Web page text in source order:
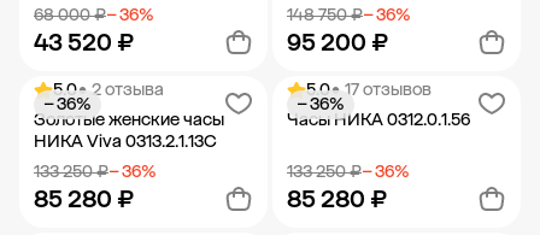
68 000 ₽− 36%
43 520 ₽
Добавить в корзину
148 750 ₽− 36%
95 200 ₽
Добавить в корзину
5.0• 2 отзыва
Золотые женские часы
НИКА Viva 0313.2.1.13C
133 250 ₽− 36%
85 280 ₽
− 36%
5.0• 17 отзывов
Часы НИКА 0312.0.1.56
133 250 ₽− 36%
85 280 ₽
− 36%